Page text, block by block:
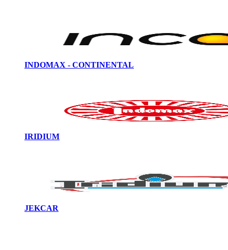
INDOMAX - CONTINENTAL
IRIDIUM
JEKCAR